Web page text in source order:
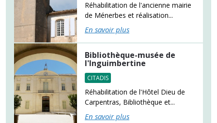
Réhabilitation de l'ancienne mairie
de Ménerbes et réalisation...
En savoir plus
Bibliothèque-musée de
l'Inguimbertine
CITADIS
Réhabilitation de l'Hôtel Dieu de
Carpentras, Bibliothèque et...
En savoir plus